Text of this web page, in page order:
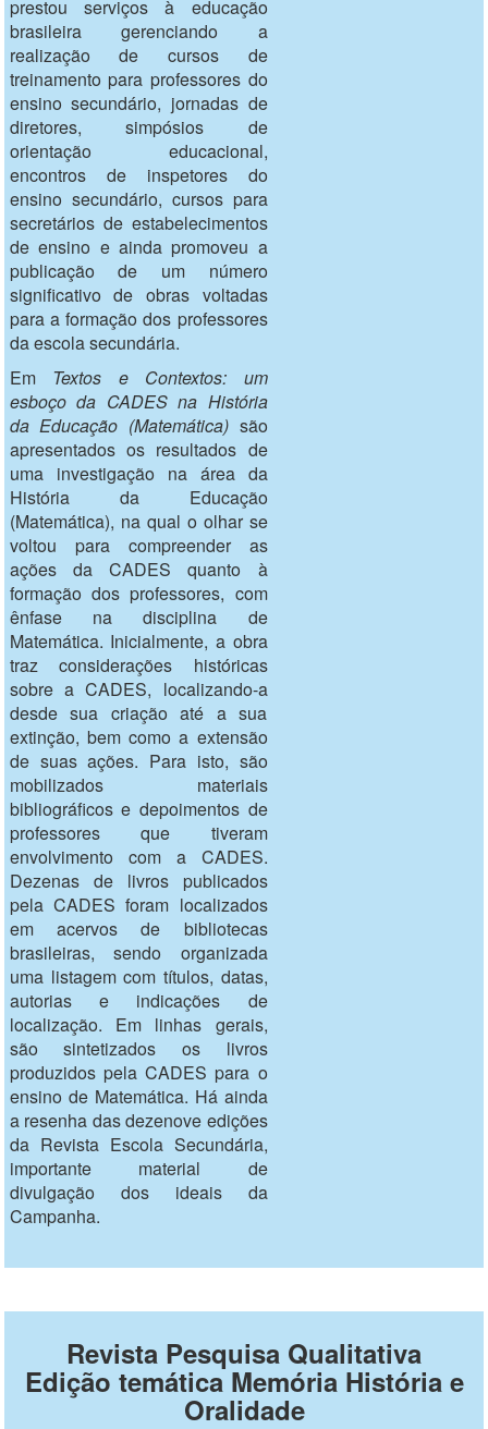
prestou serviços à educação
brasileira gerenciando a
realização de cursos de
treinamento para professores do
ensino secundário, jornadas de
diretores, simpósios de
orientação educacional,
encontros de inspetores do
ensino secundário, cursos para
secretários de estabelecimentos
de ensino e ainda promoveu a
publicação de um número
significativo de obras voltadas
para a formação dos professores
da escola secundária.
Em Textos e Contextos: um
esboço da CADES na História
da Educação (Matemática)são
apresentados os resultados de
uma investigação na área da
História da Educação
(Matemática), na qual o olhar se
voltou para compreender as
ações da CADES quanto à
formação dos professores, com
ênfase na disciplina de
Matemática. Inicialmente, a obra
traz considerações históricas
sobre a CADES, localizando-a
desde sua criação até a sua
extinção, bem como a extensão
de suas ações. Para isto, são
mobilizados materiais
bibliográficos e depoimentos de
professores que tiveram
envolvimento com a CADES.
Dezenas de livros publicados
pela CADES foram localizados
em acervos de bibliotecas
brasileiras, sendo organizada
uma listagem com títulos, datas,
autorias e indicações de
localização. Em linhas gerais,
são sintetizados os livros
produzidos pela CADES para o
ensino de Matemática. Há ainda
a resenha das dezenove edições
da Revista Escola Secundária,
importante material de
divulgação dos ideais da
Campanha.
Revista Pesquisa Qualitativa
Edição temática Memória História e
Oralidade